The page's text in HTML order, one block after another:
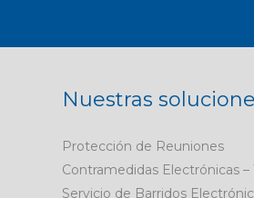
Nuestras
Protección de Reuniones
Contramedidas Electrónicas –
Servicio de Barridos